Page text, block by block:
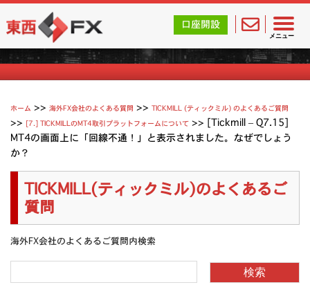
メニュー
東西FX｜海外FX会社（ブローカー）の無料口座開設サポ
口座開設
Tickmill (ティックミル) よくあるご質問
ホーム >>海外FX会社のよくある質問 >>TICKMILL (ティックミル) のよくあるご質問
>> [7.] TICKMILLのMT4取引プラットフォームについて >> [Tickmill – Q7.15]
MT4の画面上に「回線不通！」と表示されました。なぜでしょう
か？
TICKMILL(ティックミル)のよくあるご
質問
海外FX会社のよくあるご質問内検索